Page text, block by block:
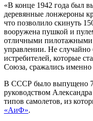
«В конце 1942 года был
деревянные лонжероны
что позволило скинуть
вооружена пушкой и
отличными пилотажными
управлении. Не случайно
истребителей, которые
Союза, сражались
В СССР было выпущено
руководством
типов самолетов, из
«АиФ».